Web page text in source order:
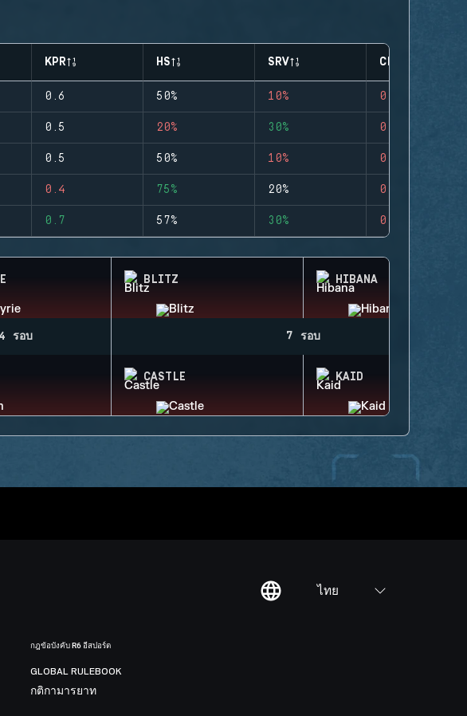
KPR HS SRV CLUTCHES
0.6 50% 10% 0
0.5 20% 30% 0
0.5 50% 10% 0
0.4 75% 20% 0
0.7 57% 30% 0
BLITZ HIBANA
4 รอบ 7 รอบ
CASTLE KAID
ไทย
กฎข้อบังคับ R6 อีสปอร์ต
GLOBAL RULEBOOK
กติกามารยาท